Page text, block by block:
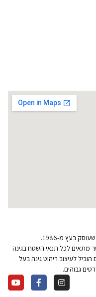
מתאים לכל תנאי השטח בגינה
הוביל לעיצוב ריהוט גינה בעל
גבוהים.